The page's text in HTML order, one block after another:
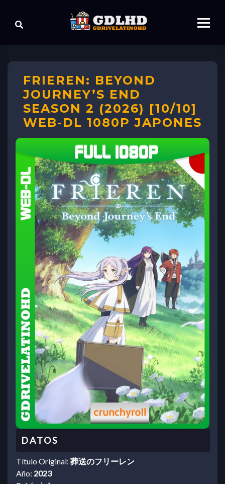
FRIEREN: BEYOND
JOURNEY’S END
SEASON 2 (2026) [10/10]
WEB-DL 1080P JAPONES
Título Original: 葬送のフリーレン
Año: 2023